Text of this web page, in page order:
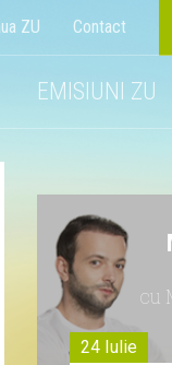
ZU Contact
EMISIUNI ZU
cu
24 Iulie